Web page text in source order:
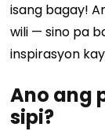
isang bagay!
wili — sino pa
inspirasyon
Ano ang
sipi?